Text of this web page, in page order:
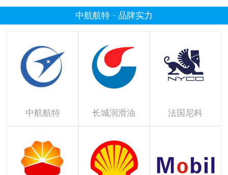
中航航特 · 品牌实力
中航航特 长城润滑油 法国尼科